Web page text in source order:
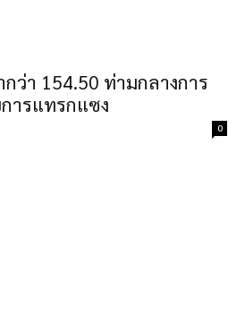
กว่า 154.50 ท่ามกลางการ
ารแทรกแซง
0